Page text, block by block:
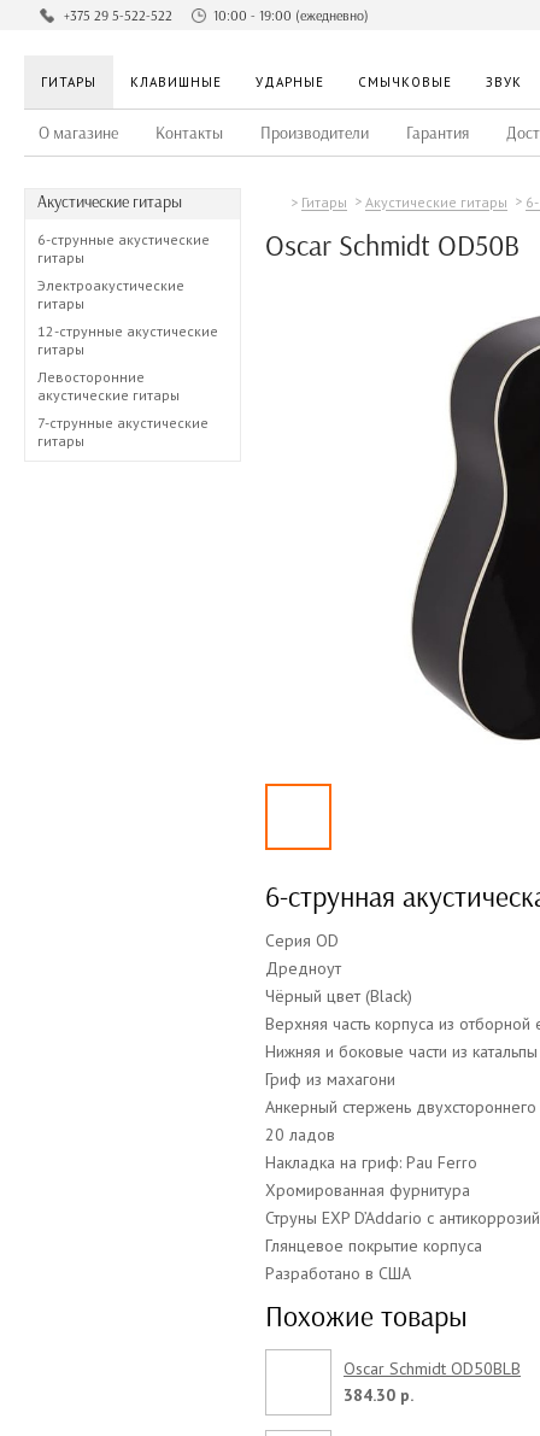
+375 29 5-522-522 10:00 - 19:00 (ежедневно)
ГИТАРЫ КЛАВИШНЫЕ УДАРНЫЕ СМЫЧКОВЫЕ ЗВУК
О магазине Контакты Производители Гарантия
Акустические гитары
6-струнные акустические
гитары
Электроакустические
гитары
12-струнные акустические
гитары
Левосторонние
акустические гитары
7-струнные акустические
гитары
Гитары Акустические гитары
Oscar Schmidt OD50B
6-струнная
Серия OD
Дредноут
Чёрный цвет (Black)
Верхняя часть корпуса из отборной
Нижняя и боковые части из катальпы
Гриф из махагони
Анкерный стержень двухстороннего
20 ладов
Накладка на гриф: Pau Ferro
Хромированная фурнитура
Струны EXP D’Addario с
Глянцевое покрытие корпуса
Разработано в США
Похожие товары
Oscar Schmidt OD50BLB
384.30 р.